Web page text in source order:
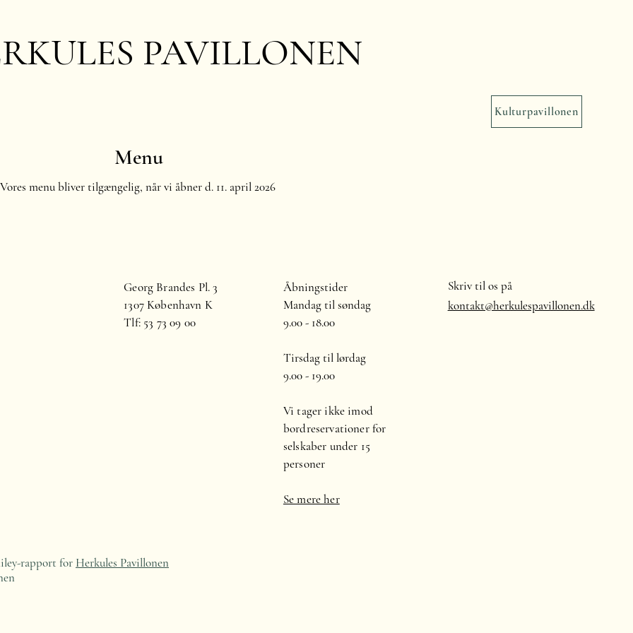
Kulturpavillonen
PAVILLONEN
Menu
Vores menu bliver tilgængelig, når vi åbner d. 11. april 2026
Georg Brandes Pl. 3
1307 København K
Tlf: 53 73 09 00
Åbningstider
Mandag til søndag
9.00 - 18.00
Tirsdag til lørdag
9.00 - 19.00
Vi tager ikke imod
bordreservationer for
selskaber under 15
personer
Se mere her
Skriv til os på
kontakt@herkulespavillonen.dk
rapport for Herkules Pavillonen